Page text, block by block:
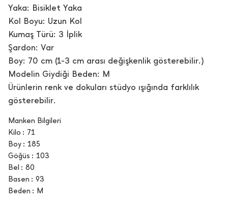
Yaka: Bisiklet Yaka
Kol Boyu: Uzun Kol
Kumaş Türü: 3 İplik
Şardon: Var
Boy: 70 cm (1-3 cm arası değişkenlik gösterebilir.)
Modelin Giydiği Beden: M
Ürünlerin renk ve dokuları stüdyo ışığında farklılık
gösterebilir.
Manken Bilgileri
Kilo
71
Boy
185
Göğüs
103
Bel
80
Basen
93
Beden
M